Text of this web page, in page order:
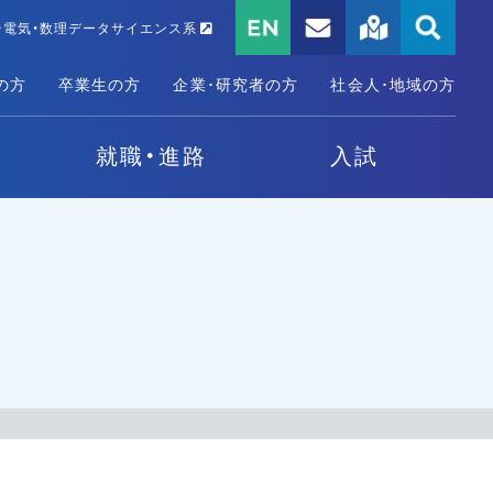
就職・進路 入試
電気・数理データサイエンス系
方 卒業生の方 企業･研究者の方 社会人･地域の方